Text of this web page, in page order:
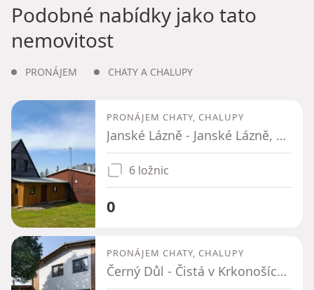
Podobné nabídky jako tato
nemovitost
PRONÁJEM CHATY A CHALUPY
PRONÁJEM CHATY, CHALUPY
Janské Lázně - Janské Lázně, Královéhradecký kraj
6 ložnic
0
PRONÁJEM CHATY, CHALUPY
Černý Důl - Čistá v Krkonoších, Královéhradecký kraj